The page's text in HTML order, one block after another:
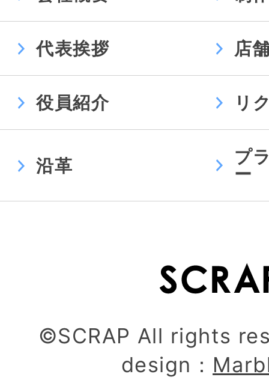
代表挨拶 店
役員紹介 リ
沿革
プ
ー
©SCRAP All rights
design：